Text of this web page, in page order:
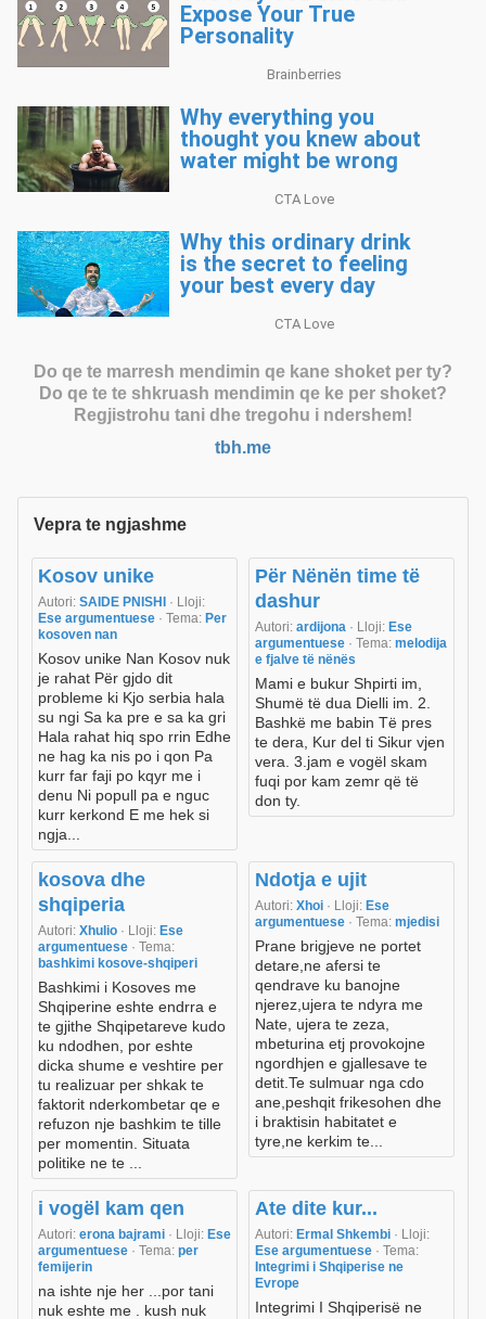
Do qe te marresh mendimin qe kane shoket per ty?
Do qe te te shkruash mendimin qe ke per shoket?
Regjistrohu tani dhe tregohu i ndershem!
tbh.me
Vepra te ngjashme
Kosov unike
Autori: SAIDE PNISHI · Lloji:
Ese argumentuese · Tema: Per
kosoven nan
Kosov unike Nan Kosov nuk
je rahat Për gjdo dit
probleme ki Kjo serbia hala
su ngi Sa ka pre e sa ka gri
Hala rahat hiq spo rrin Edhe
ne hag ka nis po i qon Pa
kurr far faji po kqyr me i
denu Ni popull pa e nguc
kurr kerkond E me hek si
ngja...
Për Nënën time të
dashur
Autori: ardijona · Lloji: Ese
argumentuese · Tema: melodija
e fjalve të nënës
Mami e bukur Shpirti im,
Shumë të dua Dielli im. 2.
Bashkë me babin Të pres
te dera, Kur del ti Sikur vjen
vera. 3.jam e vogël skam
fuqi por kam zemr që të
don ty.
kosova dhe
shqiperia
Autori: Xhulio · Lloji: Ese
argumentuese · Tema:
bashkimi kosove-shqiperi
Bashkimi i Kosoves me
Shqiperine eshte endrra e
te gjithe Shqipetareve kudo
ku ndodhen, por eshte
dicka shume e veshtire per
tu realizuar per shkak te
faktorit nderkombetar qe e
refuzon nje bashkim te tille
per momentin. Situata
politike ne te ...
Ndotja e ujit
Autori: Xhoi · Lloji: Ese
argumentuese · Tema: mjedisi
Prane brigjeve ne portet
detare,ne afersi te
qendrave ku banojne
njerez,ujera te ndyra me
Nate, ujera te zeza,
mbeturina etj provokojne
ngordhjen e gjallesave te
detit.Te sulmuar nga cdo
ane,peshqit frikesohen dhe
i braktisin habitatet e
tyre,ne kerkim te...
i vogël kam qen
Autori: erona bajrami · Lloji: Ese
argumentuese · Tema: per
femijerin
na ishte nje her ...por tani
nuk eshte me . kush nuk
Ate dite kur...
Autori: Ermal Shkembi · Lloji:
Ese argumentuese · Tema:
Integrimi i Shqiperise ne
Evrope
Integrimi I Shqiperisë ne